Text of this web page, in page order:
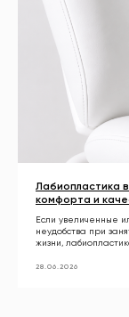
Лабиопластика
комфорта и
Если увеличенные
неудобства при
жизни,
28.06.2026